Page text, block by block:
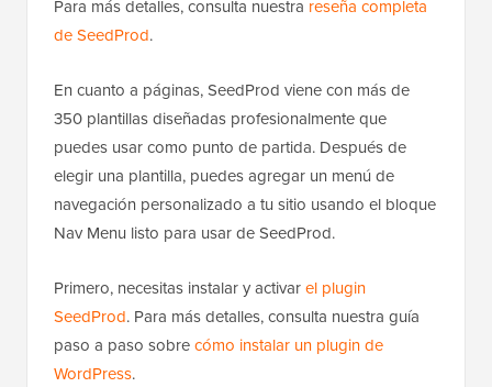
Para más detalles, consulta nuestra reseña completa
de SeedProd.
En cuanto a páginas, SeedProd viene con más de
350 plantillas diseñadas profesionalmente que
puedes usar como punto de partida. Después de
elegir una plantilla, puedes agregar un menú de
navegación personalizado a tu sitio usando el bloque
Nav Menu listo para usar de SeedProd.
Primero, necesitas instalar y activarel plugin
SeedProd. Para más detalles, consulta nuestra guía
paso a paso sobrecómo instalar un plugin de
WordPress.